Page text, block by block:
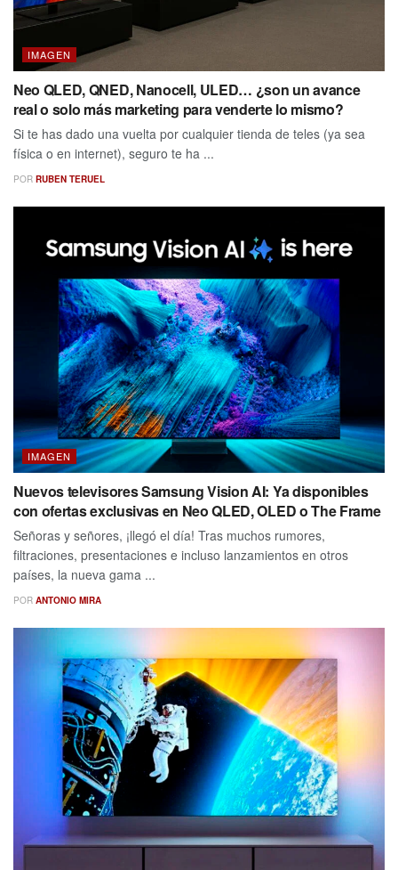
IMAGEN
Neo QLED, QNED, Nanocell, ULED… ¿son un avance
real o solo más marketing para venderte lo mismo?
Si te has dado una vuelta por cualquier tienda de teles (ya sea
física o en internet), seguro te ha ...
POR RUBEN TERUEL
IMAGEN
Nuevos televisores Samsung Vision AI: Ya disponibles
con ofertas exclusivas en Neo QLED, OLED o The Frame
Señoras y señores, ¡llegó el día! Tras muchos rumores,
filtraciones, presentaciones e incluso lanzamientos en otros
países, la nueva gama ...
POR ANTONIO MIRA